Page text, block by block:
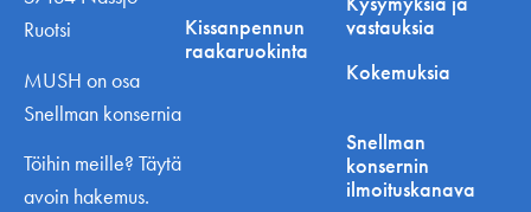
Ruotsi
MUSH on osa
Snellman konsernia
Töihin meille? Täytä
avoin hakemus.
Kissanpennun
raakaruokinta
vastauksia
Kokemuksia
Snellman
konsernin
ilmoituskanava